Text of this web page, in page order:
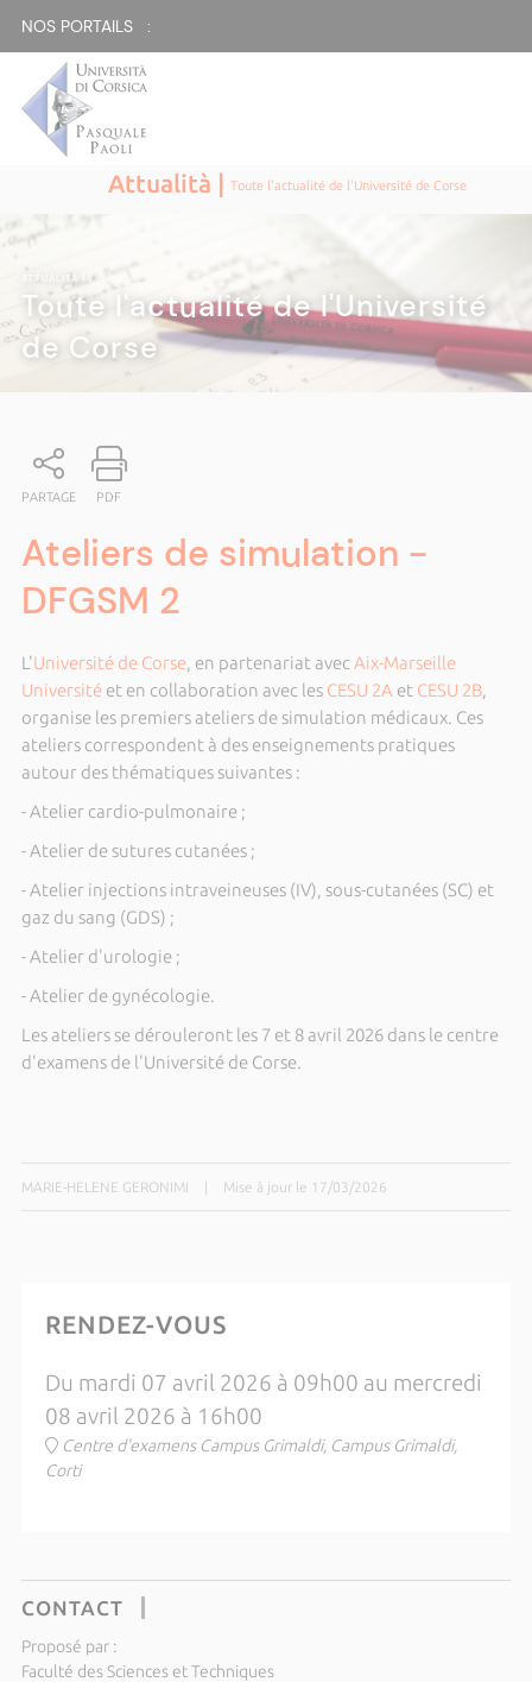
NOS PORTAILS :
Attualità |Toute l'actualité de l'Université de Corse
ATTUALITÀ|
Toute l'actualité de l'Université
de Corse
PARTAGE PDF
Ateliers de simulation -
DFGSM 2
L'Université de Corse, en partenariat avec Aix-Marseille
Universitéet en collaboration avec les CESU 2A et CESU 2B,
organise les premiers ateliers de simulation médicaux. Ces
ateliers correspondent à des enseignements pratiques
autour des thématiques suivantes :
- Atelier cardio-pulmonaire ;
- Atelier de sutures cutanées ;
- Atelier injections intraveineuses (IV), sous-cutanées (SC) et
gaz du sang (GDS) ;
- Atelier d'urologie ;
- Atelier de gynécologie.
Les ateliers se dérouleront les 7 et 8 avril 2026 dans le centre
d'examens de l'Université de Corse.
MARIE-HELENE GERONIMI Mise à jour le 17/03/2026
RENDEZ-VOUS
Du mardi 07 avril 2026 à 09h00 au mercredi
08 avril 2026 à 16h00
Centre d'examens Campus Grimaldi, Campus Grimaldi,
Corti
CONTACT
Proposé par :
Faculté des Sciences et Techniques